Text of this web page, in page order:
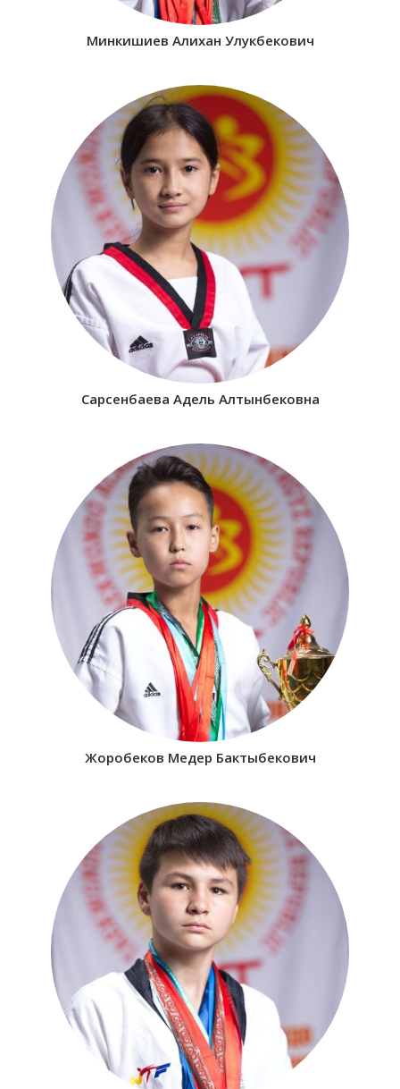
Минкишиев Алихан Улукбекович
Сарсенбаева Адель Алтынбековна
Жоробеков Медер Бактыбекович